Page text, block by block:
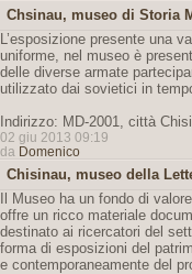
Chsinau, museo di Storia
L’esposizione presente una
uniforme, nel museo è
delle diverse armate
utilizzato dai sovietici in
Indirizzo: MD-2001, città
02 giu 2013 09:19
da Domenico
Chisinau, museo della
Il Museo ha un fondo di
offre un ricco materiale
destinato ai ricercatori del
forma di esposizioni del
e contemporaneamente del